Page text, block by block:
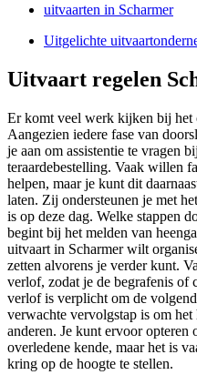
uitvaarten in Scharmer
Uitgelichte
Uitvaart regelen
Er komt veel werk kijken bij het
Aangezien iedere fase van
je aan om assistentie te vragen
teraardebestelling. Vaak willen
helpen, maar je kunt dit
laten. Zij ondersteunen je met
is op deze dag. Welke stappen
begint bij het melden van
uitvaart in Scharmer wilt
zetten alvorens je verder kunt.
verlof, zodat je de begrafenis of
verlof is verplicht om de
verwachte vervolgstap is om het
anderen. Je kunt ervoor opteren
overledene kende, maar het is
kring op de hoogte te stellen.